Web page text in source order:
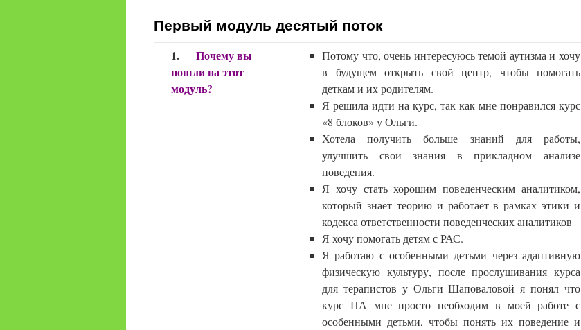
Первый модуль десятый поток
1. Почему вы
пошли на этот
модуль?
Потому что, очень интересуюсь темой аутизма и хочу
в будущем открыть свой центр, чтобы помогать
деткам и их родителям.
Я решила идти на курс, так как мне понравился курс
«8 блоков» у Ольги.
Хотела получить больше знаний для работы,
улучшить свои знания в прикладном анализе
поведения.
Я хочу стать хорошим поведенческим аналитиком,
который знает теорию и работает в рамках этики и
кодекса ответственности поведенческих аналитиков
Я хочу помогать детям с РАС.
Я работаю с особенными детьми через адаптивную
физическую культуру, после прослушивания курса
для терапистов у Ольги Шаповаловой я понял что
курс ПА мне просто необходим в моей работе с
особенными детьми, чтобы понять их поведение и